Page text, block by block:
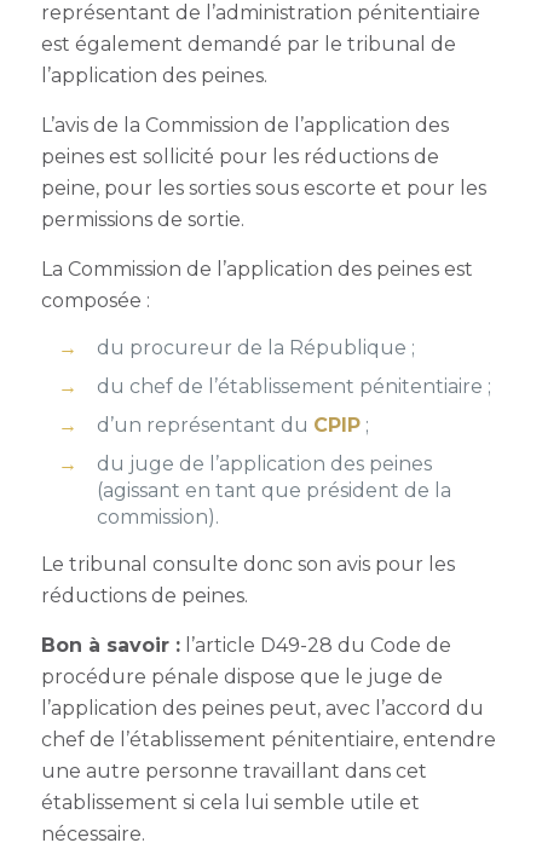
représentant de l’administration pénitentiaire
est également demandé par le tribunal de
l’application des peines.
L’avis de la Commission de l’application des
peines est sollicité pour les réductions de
peine, pour les sorties sous escorte et pour les
permissions de sortie.
La Commission de l’application des peines est
composée :
du procureur de la République ;
du chef de l’établissement pénitentiaire ;
d’un représentant du CPIP;
du juge de l’application des peines
(agissant en tant que président de la
commission).
Le tribunal consulte donc son avis pour les
réductions de peines.
Bon à savoir :l’article D49-28 du Code de
procédure pénale dispose que le juge de
l’application des peines peut, avec l’accord du
chef de l’établissement pénitentiaire, entendre
une autre personne travaillant dans cet
établissement si cela lui semble utile et
nécessaire.